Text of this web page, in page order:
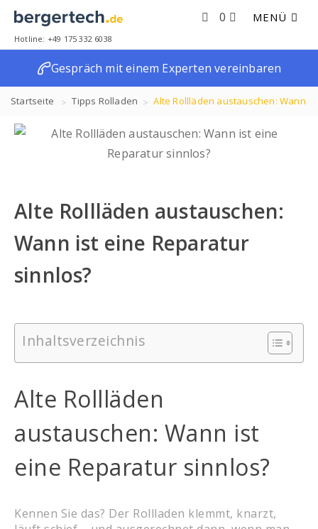
MENÜ
0
Hotline: +49 175 332 6038
Gespräch mit einem Experten vereinbaren
Startseite Tipps Rolladen Alte Rollläden austauschen: Wann
ist eine Reparatur sinnlos?
Alte Rollläden austauschen:
Wann ist eine Reparatur
sinnlos?
Inhaltsverzeichnis
Alte Rollläden
austauschen: Wann ist
eine Reparatur sinnlos?
Kennen Sie das? Der Rollladen klemmt, knarzt,